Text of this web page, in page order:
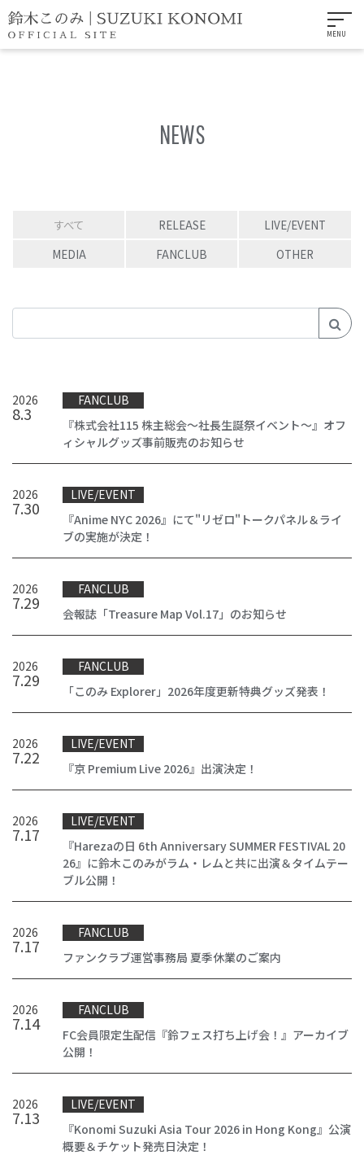
MENU
NEWS
すべて RELEASE
LIVE/EVENT
MEDIA
FANCLUB OTHER
2026
8.3
FANCLUB
『株式会社115 株主総会～社長生誕祭イベント～』オフ
ィシャルグッズ事前販売のお知らせ
2026
7.30
LIVE/EVENT
『Anime NYC 2026』にて"リゼロ"トークパネル＆ライ
ブの実施が決定！
2026
7.29
FANCLUB
会報誌「Treasure Map Vol.17」のお知らせ
2026
7.29
FANCLUB
「このみ Explorer」2026年度更新特典グッズ発表！
2026
7.22
LIVE/EVENT
『京 Premium Live 2026』出演決定！
2026
7.17
LIVE/EVENT
『Harezaの日 6th Anniversary SUMMER FESTIVAL 20
26』に鈴木このみがラム・レムと共に出演＆タイムテー
ブル公開！
2026
7.17
FANCLUB
ファンクラブ運営事務局 夏季休業のご案内
2026
7.14
FANCLUB
FC会員限定生配信『鈴フェス打ち上げ会！』アーカイブ
公開！
2026
7.13
LIVE/EVENT
『Konomi Suzuki Asia Tour 2026 in Hong Kong』公演
概要＆チケット発売日決定！